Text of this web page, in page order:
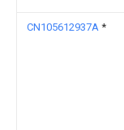
CN105612937A *